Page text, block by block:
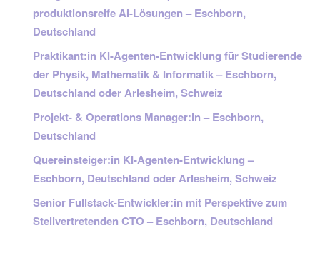
produktionsreife AI-Lösungen – Eschborn,
Deutschland
Praktikant:in KI-Agenten-Entwicklung für Studierende
der Physik, Mathematik & Informatik – Eschborn,
Deutschland oder Arlesheim, Schweiz
Projekt- & Operations Manager:in – Eschborn,
Deutschland
Quereinsteiger:in KI-Agenten-Entwicklung –
Eschborn, Deutschland oder Arlesheim, Schweiz
Senior Fullstack-Entwickler:in mit Perspektive zum
Stellvertretenden CTO – Eschborn, Deutschland